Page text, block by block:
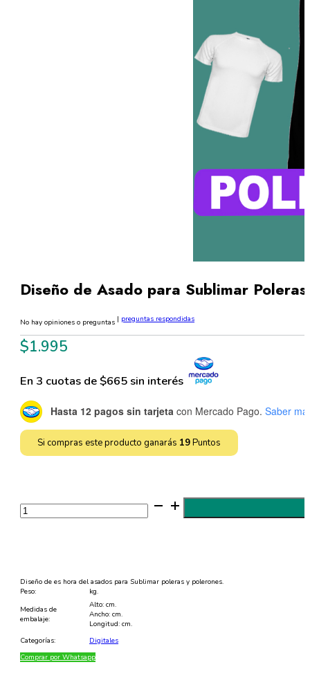
Diseño de Asado para Sublimar
No hay opiniones o preguntas | preguntas respondidas
$1.995
En 3 cuotas de $665 sin interés
Hasta 12 pagos sin tarjeta con Mercado Pago. Saber
Si compras este producto ganarás 19Puntos
Diseño
de
Asado
y
EPS
Diseño de es hora del asados para Sublimar poleras y polerones.
Peso:
kg.
Medidas de
embalaje:
Alto: cm.
Ancho: cm.
Longitud: cm.
Categorías:
Digitales
Comprar por Whatsapp